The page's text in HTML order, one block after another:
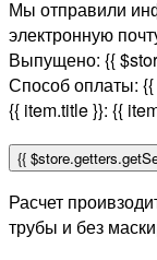
Мы отправили
электронную
Выпущено: {{
Способ оплаты:
{{ item.title }}: {{
{{
Расчет
трубы и без